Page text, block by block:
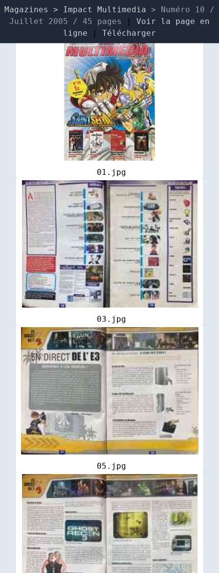
Magazines > Impact Multimedia > Numéro 10 /
Juillet 2005 / 45 pages
| Voir la page en
ligne | Télécharger
01.jpg
03.jpg
05.jpg